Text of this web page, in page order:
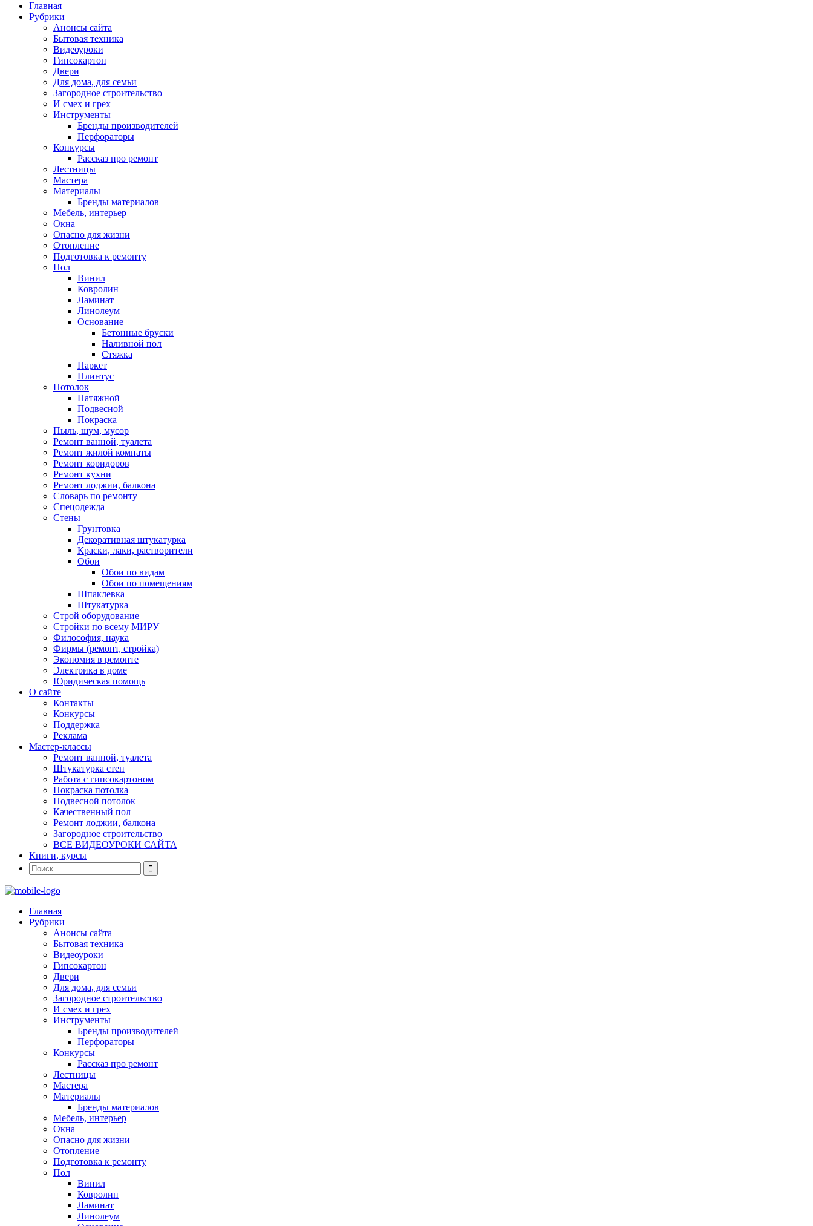
Главная
Рубрики
Анонсы сайта
Бытовая техника
Видеоуроки
Гипсокартон
Двери
Для дома, для семьи
Загородное строительство
И смех и грех
Инструменты
Бренды производителей
Перфораторы
Конкурсы
Рассказ про ремонт
Лестницы
Мастера
Материалы
Бренды материалов
Мебель, интерьер
Окна
Опасно для жизни
Отопление
Подготовка к ремонту
Пол
Винил
Ковролин
Ламинат
Линолеум
Основание
Бетонные бруски
Наливной пол
Стяжка
Паркет
Плинтус
Потолок
Натяжной
Подвесной
Покраска
Пыль, шум, мусор
Ремонт ванной, туалета
Ремонт жилой комнаты
Ремонт коридоров
Ремонт кухни
Ремонт лоджии, балкона
Словарь по ремонту
Спецодежда
Стены
Грунтовка
Декоративная штукатурка
Краски, лаки, растворители
Обои
Обои по видам
Обои по помещениям
Шпаклевка
Штукатурка
Строй оборудование
Стройки по всему МИРУ
Философия, наука
Фирмы (ремонт, стройка)
Экономия в ремонте
Электрика в доме
Юридическая помощь
О сайте
Контакты
Конкурсы
Поддержка
Реклама
Мастер-классы
Ремонт ванной, туалета
Штукатурка стен
Работа с гипсокартоном
Покраска потолка
Подвесной потолок
Качественный пол
Ремонт лоджии, балкона
Загородное строительство
ВСЕ ВИДЕОУРОКИ САЙТА
Книги, курсы
Главная
Рубрики
Анонсы сайта
Бытовая техника
Видеоуроки
Гипсокартон
Двери
Для дома, для семьи
Загородное строительство
И смех и грех
Инструменты
Бренды производителей
Перфораторы
Конкурсы
Рассказ про ремонт
Лестницы
Мастера
Материалы
Бренды материалов
Мебель, интерьер
Окна
Опасно для жизни
Отопление
Подготовка к ремонту
Пол
Винил
Ковролин
Ламинат
Линолеум